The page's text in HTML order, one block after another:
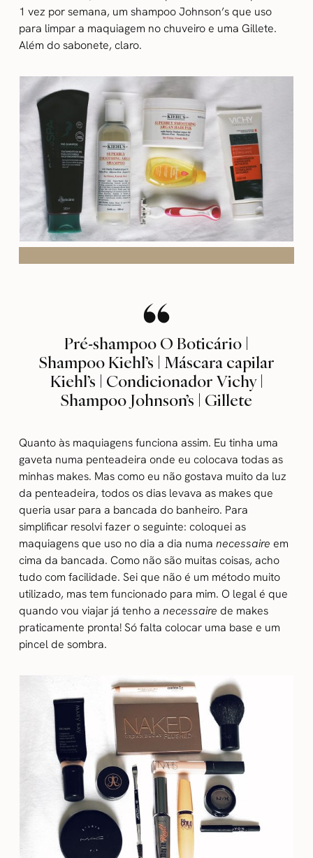
1 vez por semana, um shampoo Johnson’s que uso
para limpar a maquiagem no chuveiro e uma Gillete.
Além do sabonete, claro.
Pré-shampoo O Boticário |
Shampoo Kiehl’s | Máscara capilar
Kiehl’s | Condicionador Vichy |
Shampoo Johnson’s | Gillete
Quanto às maquiagens funciona assim. Eu tinha uma
gaveta numa penteadeira onde eu colocava todas as
minhas makes. Mas como eu não gostava muito da luz
da penteadeira, todos os dias levava as makes que
queria usar para a bancada do banheiro. Para
simplificar resolvi fazer o seguinte: coloquei as
maquiagens que uso no dia a dia numanecessaire em
cima da bancada. Como não são muitas coisas, acho
tudo com facilidade. Sei que não é um método muito
utilizado, mas tem funcionado para mim. O legal é que
quando vou viajar já tenho anecessaire de makes
praticamente pronta! Só falta colocar uma base e um
pincel de sombra.